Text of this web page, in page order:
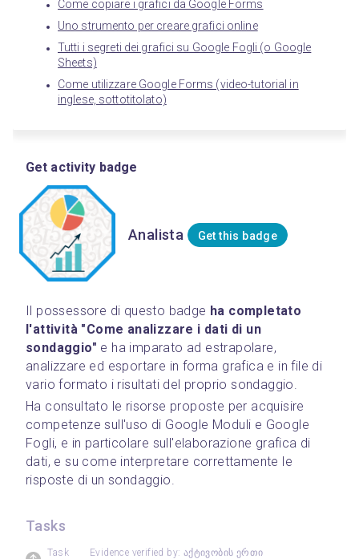
Come copiare i grafici da Google Forms
Uno strumento per creare grafici online
Tutti i segreti dei grafici su Google Fogli (o Google
Sheets)
Come utilizzare Google Forms (video-tutorial in
inglese, sottotitolato)
Get activity badge
Analista Get this badge
Il possessore di questo badge ha completato
l'attività "Come analizzare i dati di un
sondaggio" e ha imparato ad estrapolare,
analizzare ed esportare in forma grafica e in file di
vario formato i risultati del proprio sondaggio.
Ha consultato le risorse proposte per acquisire
competenze sull'uso di Google Moduli e Google
Fogli, e in particolare sull'elaborazione grafica di
dati, e su come interpretare correttamente le
risposte di un sondaggio.
Tasks
Task
Evidence verified by: აქტივობის ერთი